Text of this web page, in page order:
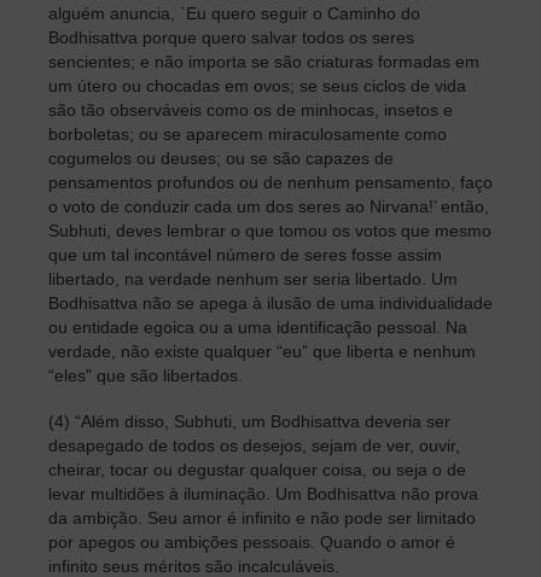
alguém anuncia, `Eu quero seguir o Caminho do
Bodhisattva porque quero salvar todos os seres
sencientes; e não importa se são criaturas formadas em
um útero ou chocadas em ovos; se seus ciclos de vida
são tão observáveis como os de minhocas, insetos e
borboletas; ou se aparecem miraculosamente como
cogumelos ou deuses; ou se são capazes de
pensamentos profundos ou de nenhum pensamento, faço
o voto de conduzir cada um dos seres ao Nirvana!’ então,
Subhuti, deves lembrar o que tomou os votos que mesmo
que um tal incontável número de seres fosse assim
libertado, na verdade nenhum ser seria libertado. Um
Bodhisattva não se apega à ilusão de uma individualidade
ou entidade egoica ou a uma identificação pessoal. Na
verdade, não existe qualquer “eu” que liberta e nenhum
“eles” que são libertados.
(4) “Além disso, Subhuti, um Bodhisattva deveria ser
desapegado de todos os desejos, sejam de ver, ouvir,
cheirar, tocar ou degustar qualquer coisa, ou seja o de
levar multidões à iluminação. Um Bodhisattva não prova
da ambição. Seu amor é infinito e não pode ser limitado
por apegos ou ambições pessoais. Quando o amor é
infinito seus méritos são incalculáveis.